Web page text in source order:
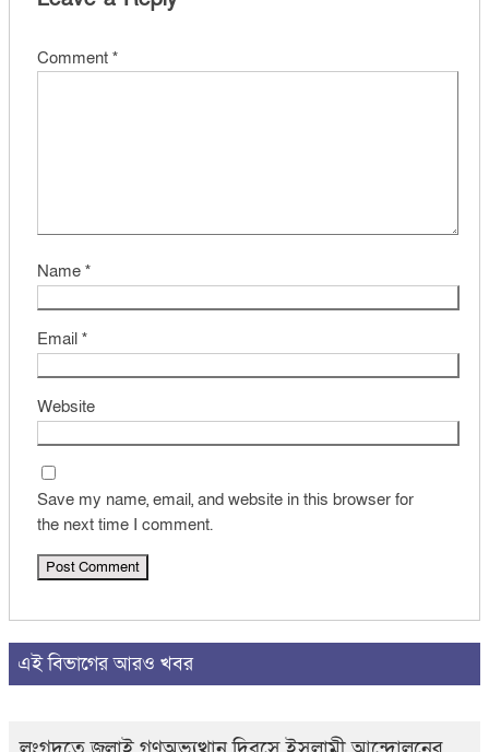
Comment *
Name *
Email *
Website
Save my name, email, and website in this browser for
the next time I comment.
এই বিভাগের আরও খবর